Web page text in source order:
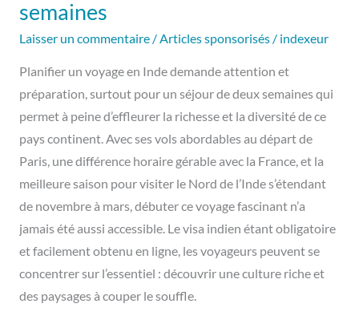
semaines
Laisser un commentaire /Articles sponsorisés/ indexeur
Planifier un voyage en Inde demande attention et
préparation, surtout pour un séjour de deux semaines qui
permet à peine d’effleurer la richesse et la diversité de ce
pays continent. Avec ses vols abordables au départ de
Paris, une différence horaire gérable avec la France, et la
meilleure saison pour visiter le Nord de l’Inde s’étendant
de novembre à mars, débuter ce voyage fascinant n’a
jamais été aussi accessible. Le visa indien étant obligatoire
et facilement obtenu en ligne, les voyageurs peuvent se
concentrer sur l’essentiel : découvrir une culture riche et
des paysages à couper le souffle.